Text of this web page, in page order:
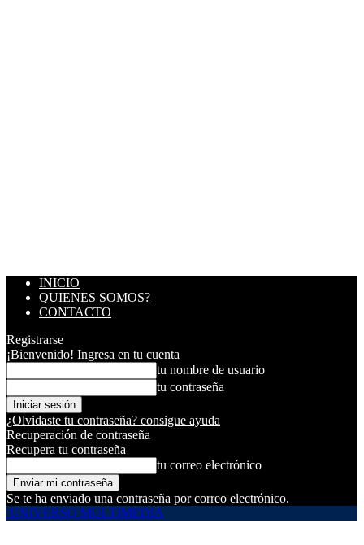
INICIO
QUIENES SOMOS?
CONTACTO
Registrarse
¡Bienvenido! Ingresa en tu cuenta
tu nombre de usuario
tu contraseña
¿Olvidaste tu contraseña? consigue ayuda
Recuperación de contraseña
Recupera tu contraseña
tu correo electrónico
Se te ha enviado una contraseña por correo electrónico.
UNIVERSO MULTIMEDIA